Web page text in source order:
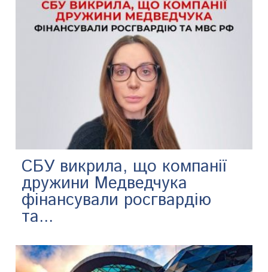
СБУ викрила, що компанії
дружини Медведчука
фінансували росгвардію
та...